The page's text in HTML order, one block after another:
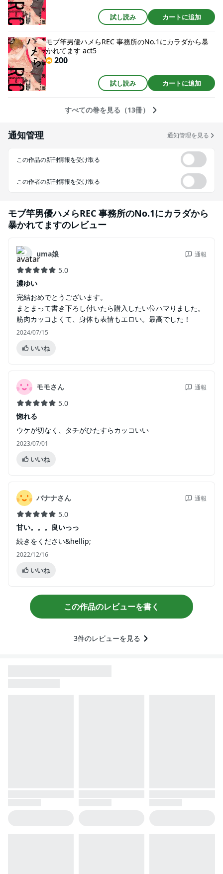
試し読み カートに追加
モブ竿男優ハメらREC 事務所のNo.1にカラダから暴
かれてます act5
200
試し読み カートに追加
すべての巻を見る（13冊）
通知管理 通知管理を見る
この作品の新刊情報を受け取る
この作者の新刊情報を受け取る
モブ竿男優ハメらREC 事務所のNo.1にカラダから
暴かれてますのレビュー
uma娘 通報
5.0
濃ゆい
完結おめでとうございます。
まとまって書き下ろし付いたら購入したい位ハマりました。
筋肉カッコよくて、身体も表情もエロい。最高でした！
2024/07/15
いいね
モモさん 通報
5.0
惚れる
ウケが切なく、タチがひたすらカッコいい
2023/07/01
いいね
バナナさん 通報
5.0
甘い。。。良いっっ
続きをください&hellip;
2022/12/16
いいね
この作品のレビューを書く
3件のレビューを見る